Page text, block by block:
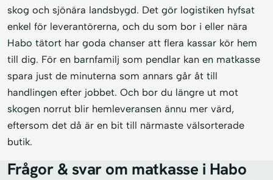
skog och sjönära landsbygd. Det gör logistiken hyfsat
enkel för leverantörerna, och du som bor i eller nära
Habo tätort har goda chanser att flera kassar kör hem
till dig. För en barnfamilj som pendlar kan en matkasse
spara just de minuterna som annars går åt till
handlingen efter jobbet. Och bor du längre ut mot
skogen norrut blir hemleveransen ännu mer värd,
eftersom det då är en bit till närmaste välsorterade
butik.
Frågor & svar om matkasse i Habo